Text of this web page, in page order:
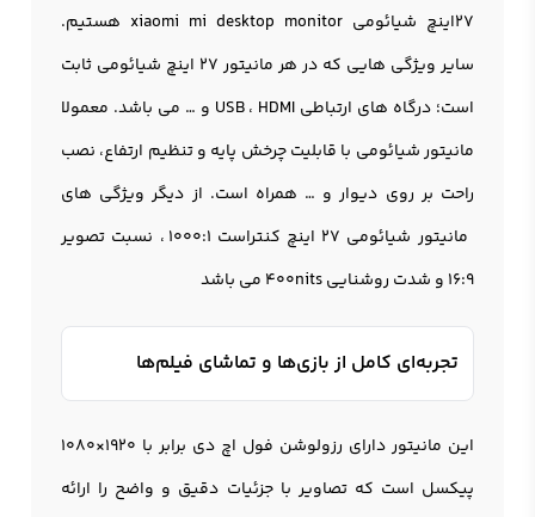
27اینچ شیائومی xiaomi mi desktop monitor هستیم.
سایر ویژگی هایی که در هر مانیتور 27 اینچ شیائومی ثابت
است؛ درگاه های ارتباطی USB ، HDMI و … می باشد. معمولا
مانيتور شيائومي با قابلیت چرخش پایه و تنظیم ارتفاع، نصب
راحت بر روی دیوار و … همراه است. از دیگر ویژگی های
مانيتور شيائومي 27 اينچ کنتراست 1000:1 ، نسبت تصویر
16:9 و شدت روشنایی 400nits می باشد
تجربه‌ای کامل از بازی‌ها و تماشای فیلم‌ها
این مانيتور دارای رزولوشن فول اچ دی برابر با 1920×1080
پیکسل است که تصاویر با جزئیات دقیق و واضح را ارائه